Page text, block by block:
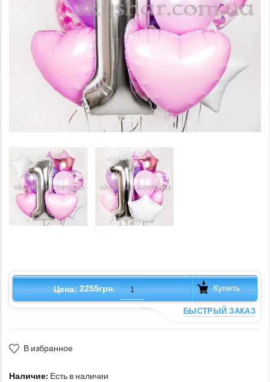
Цена: 2255грн. Купить
БЫСТРЫЙ ЗАКАЗ
В избранное
Наличие: Есть в наличии